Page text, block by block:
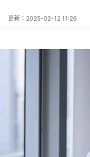
更新： 2025-02-12 11:26